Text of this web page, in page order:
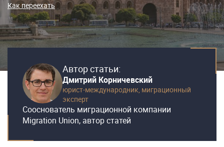
Как переехать
Автор статьи:
Дмитрий Корничевский
юрист-международник, миграционный
эксперт
Сооснователь миграционной компании
Migration Union, автор статей